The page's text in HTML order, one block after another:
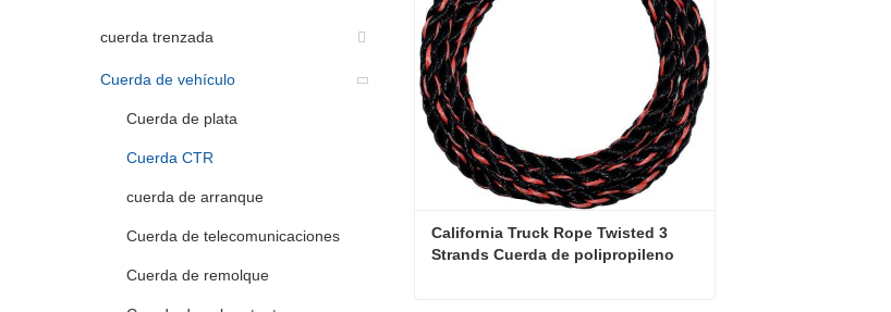
cuerda trenzada
Cuerda de vehículo
Cuerda de plata
Cuerda CTR
cuerda de arranque
Cuerda de telecomunicaciones
Cuerda de remolque
California Truck Rope Twisted 3
Strands Cuerda de polipropileno